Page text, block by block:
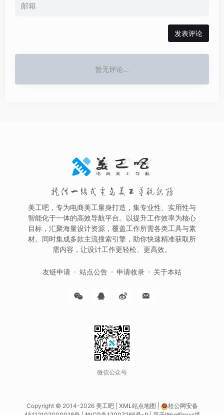
发表评论
暂无评论...
提供一站式电商美工导航服务
美工吧，专为电商美工量身打造，集专业性、实用性与
智能化于一体的高效导航平台。以提升工作效率为核心
目标，汇聚海量设计资源，覆盖工作所需各类工具与素
材。同时集成多款主流搜索引擎，助你快速精准获取所
需内容，让设计工作更轻松、更高效。
友链申请 站点公告 申请收录 关于本站
微信公众号
Copyright © 2014-2026 美工吧| XML站点地图
桂公网安备